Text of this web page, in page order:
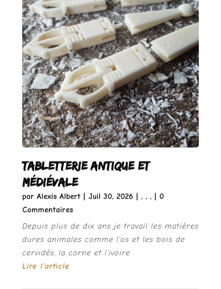
Tabletterie antique et
médiévale
par Alexis Albert| Juil 30, 2026 , , ,
| 0
Commentaires
Depuis plus de dix ans je travail les matières
dures animales comme l’os et les bois de
cervidés, la corne et l’ivoire
Lire l'article